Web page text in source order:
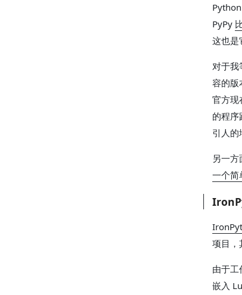
PyPy
这也是
对于
容的版
官方现
的程序
引人的
另一
一个简
项目，
由于
嵌入